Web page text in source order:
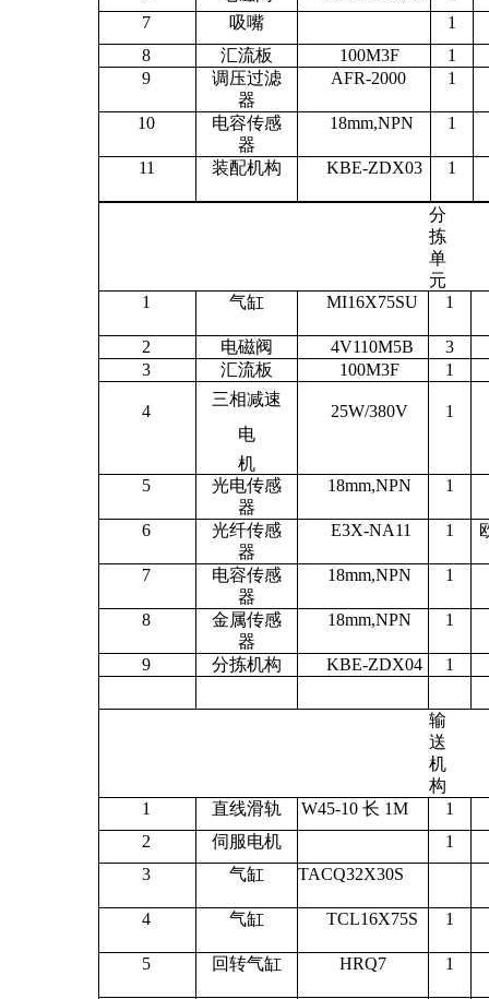
7
吸嘴
1
8
汇流板 100M3F
1
9
调压过滤
器
AFR-2000 1
10
电容传感
器
18mm,NPN 1
11 装配机构 KBE-ZDX03 1
分
拣
单
元
1
气缸 MI16X75SU 1
2 电磁阀 4V110M5B
3
3
汇流板 100M3F 1
4
三相减速
电
机
25W/380V 1
5
光电传感
器
18mm,NPN 1
6
光纤传感
器
E3X-NA11 1
7
电容传感
器
18mm,NPN 1
8
金属传感
器
18mm,NPN 1
9 分拣机构 KBE-ZDX04 1
输
送
机
构
1
直线滑轨 W45-10 长 1M
1
2
伺服电机
1
3
气缸 TACQ32X30S
4 气缸 TCL16X75S 1
5 回转气缸 HRQ7 1